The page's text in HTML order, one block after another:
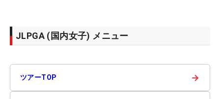
JLPGA (国内女子) メニュー
ツアーTOP →